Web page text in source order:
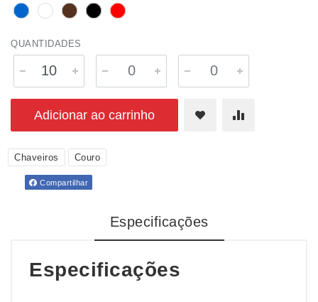
QUANTIDADES
Adicionar ao carrinho
Chaveiros Couro
Compartilhar
Especificações
Especificações